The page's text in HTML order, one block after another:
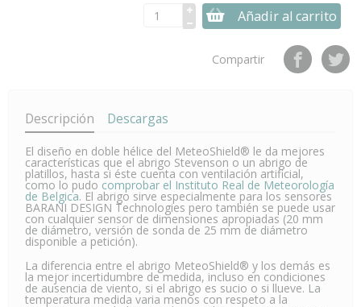
Añadir al carrito
Compartir
Descripción Descargas
El diseño en doble hélice del MeteoShield® le da mejores
características que el abrigo Stevenson o un abrigo de
platillos, hasta si éste cuenta con ventilación artificial,
como lo pudo comprobar el Instituto Real de Meteorología
de Belgica. El abrigo sirve especialmente para los sensores
BARANI DESIGN Technologies pero también se puede usar
con cualquier sensor de dimensiones apropiadas (20 mm
de diámetro, versión de sonda de 25 mm de diámetro
disponible a petición).
La diferencia entre el abrigo MeteoShield® y los demás es
la mejor incertidumbre de medida, incluso en condiciones
de ausencia de viento, si el abrigo es sucio o si llueve. La
temperatura medida varia menos con respeto a la